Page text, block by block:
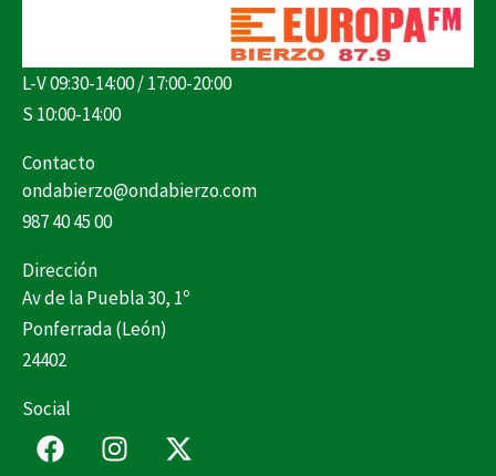
L-V 09:30-14:00 / 17:00-20:00
S 10:00-14:00
Contacto
ondabierzo@ondabierzo.com
987 40 45 00
Dirección
Av de la Puebla 30, 1º
Ponferrada (León)
24402
Social
F
a
I
n
X
-